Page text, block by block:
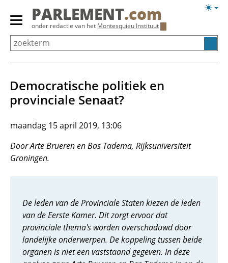
Overslaan
Primair
menu
tonen/verbergen
PARLEMENT.com
onder redactie van het Montesquieu Instituut
Democratische politiek en
provinciale Senaat?
maandag 15 april 2019, 13:06
Door Arte Brueren en Bas Tadema, Rijksuniversiteit
Groningen.
De leden van de Provinciale Staten kiezen de leden
van de Eerste Kamer. Dit zorgt ervoor dat
provinciale thema's worden overschaduwd door
landelijke onderwerpen. De koppeling tussen beide
organen is niet een vaststaand gegeven. In deze